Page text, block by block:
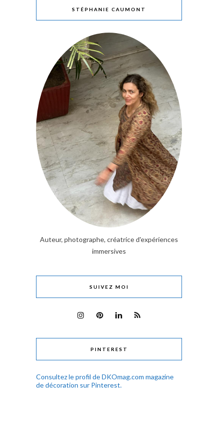
STÉPHANIE CAUMONT
Auteur, photographe, créatrice d'expériences
immersives
SUIVEZ MOI
PINTEREST
Consultez le profil de DKOmag.com magazine
de décoration sur Pinterest.